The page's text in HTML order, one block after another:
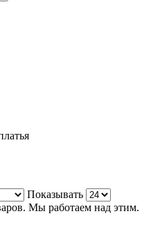
Показывать
Мы работаем над этим.